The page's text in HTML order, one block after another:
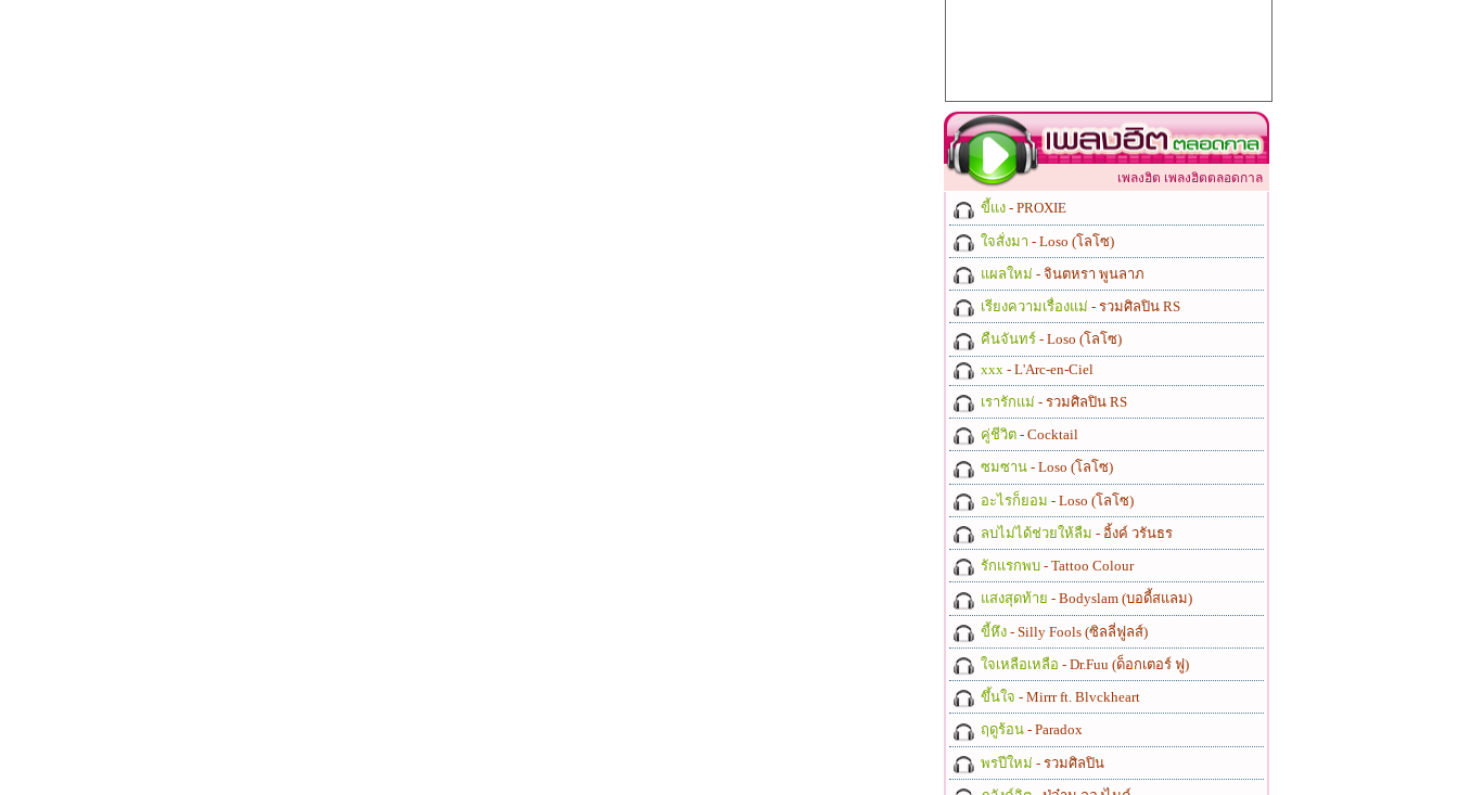
เพลงฮิต เพลงฮิตตลอดกาล
ขี้แง - PROXIE
ใจสั่งมา - Loso (โลโซ)
แผลใหม่ - จินตหรา พูนลาภ
เรียงความเรื่องแม่ - รวมศิลปิน RS
คืนจันทร์ - Loso (โลโซ)
xxx - L'Arc-en-Ciel
เรารักแม่ - รวมศิลปิน RS
คู่ชีวิต - Cocktail
ซมซาน - Loso (โลโซ)
อะไรก็ยอม - Loso (โลโซ)
ลบไม่ได้ช่วยให้ลืม - อิ้งค์ วรันธร
รักแรกพบ - Tattoo Colour
แสงสุดท้าย - Bodyslam (บอดี้สแลม)
ขี้หึง - Silly Fools (ซิลลี่ฟูลส์)
ใจเหลือเหลือ - Dr.Fuu (ด็อกเตอร์ ฟู)
ขึ้นใจ - Mirrr ft. Blvckheart
ฤดูร้อน - Paradox
พรปีใหม่ - รวมศิลปิน